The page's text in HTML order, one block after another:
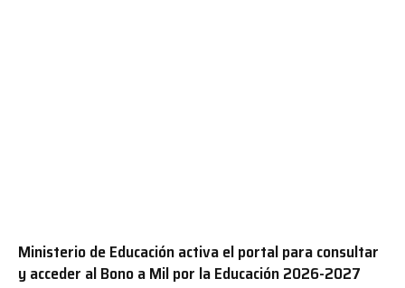
Ministerio de Educación activa el portal para consultar
y acceder al Bono a Mil por la Educación 2026-2027